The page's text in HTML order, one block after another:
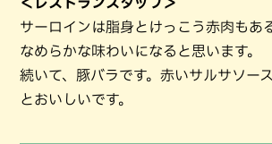
サーロインは脂身とけっこう赤肉もあ
なめらかな味わいになると思います。
続いて、豚バラです。赤いサルサソー
とおいしいです。